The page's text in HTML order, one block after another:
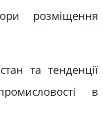
розміщення
та тенденції
в